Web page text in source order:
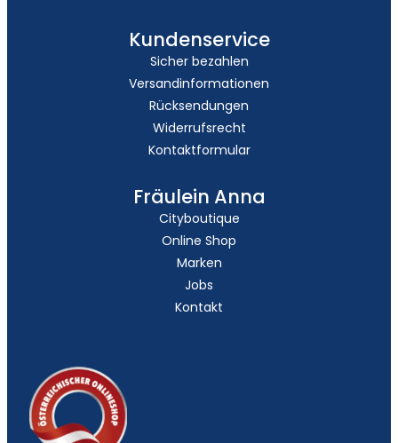
Kundenservice
Sicher bezahlen
Versandinformationen
Rücksendungen
Widerrufsrecht
Kontaktformular
Fräulein Anna
Cityboutique
Online Shop
Marken
Jobs
Kontakt